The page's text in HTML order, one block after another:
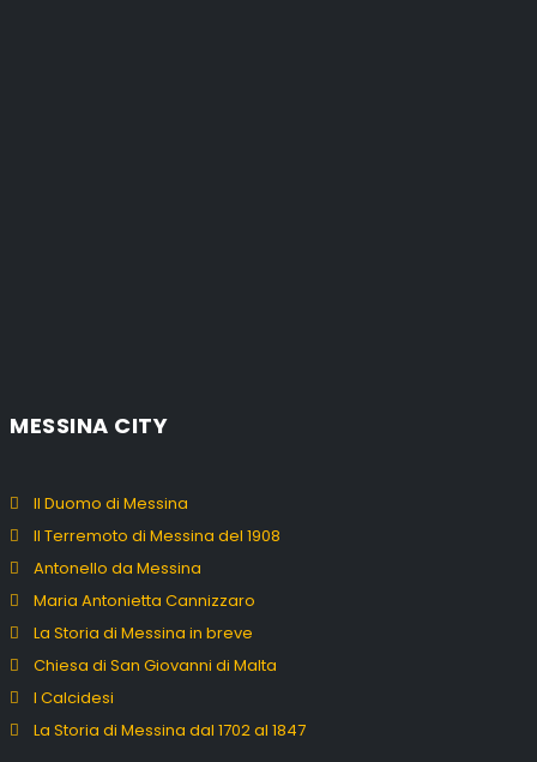
MESSINA CITY
Il Duomo di Messina
Il Terremoto di Messina del 1908
Antonello da Messina
Maria Antonietta Cannizzaro
La Storia di Messina in breve
Chiesa di San Giovanni di Malta
I Calcidesi
La Storia di Messina dal 1702 al 1847